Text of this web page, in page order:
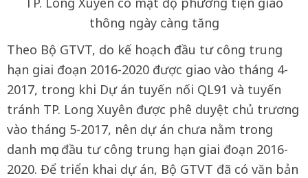
thông ngày càng tăng
Theo Bộ GTVT, do kế hoạch đầu tư công trung
hạn giai đoạn 2016-2020 được giao vào tháng 4-
2017, trong khi Dự án tuyến nối QL91 và tuyến
tránh TP. Long Xuyên được phê duyệt chủ trương
vào tháng 5-2017, nên dự án chưa nằm trong
danh mục đầu tư công trung hạn giai đoạn 2016-
2020. Để triển khai dự án, Bộ GTVT đã có văn bản